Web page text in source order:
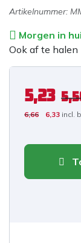
Artikelnummer:
Morgen in
Ook af te halen
5,23
6,66 6,33 incl.